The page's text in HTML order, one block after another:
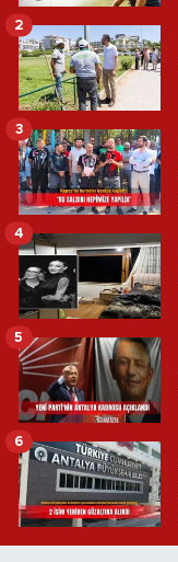
2
3
4
5
6